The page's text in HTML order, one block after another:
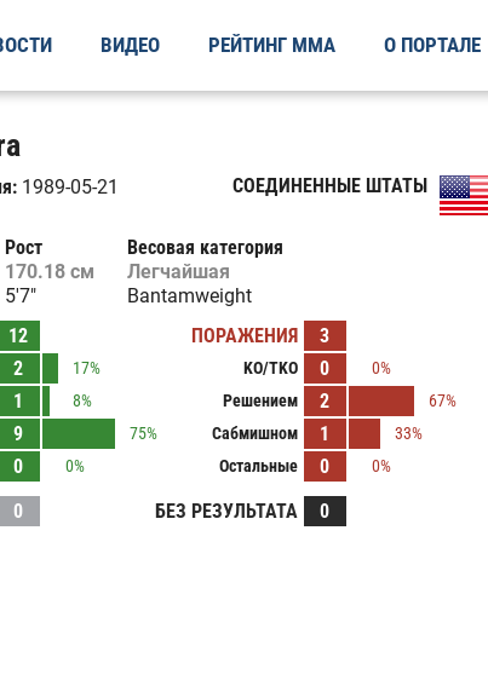
ВИДЕО РЕЙТИНГ ММА О ПОРТАЛЕ
1989-05-21
СОЕДИНЕННЫЕ ШТАТЫ
Рост
170.18 см
5'7"
Весовая категория
Легчайшая
Bantamweight
12
2
17%
1
8%
9
75%
0 0%
ПОРАЖЕНИЯ 3
KO/TKO 0
0%
Решением
2
67%
Сабмишном
1
33%
Остальные
0 0%
0 БЕЗ РЕЗУЛЬТАТА 0